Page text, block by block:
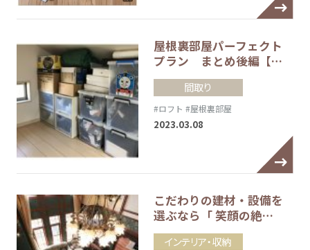
屋根裏部屋パーフェクト
プラン まとめ後編【…
間取り
#ロフト #屋根裏部屋
2023.03.08
こだわりの建材・設備を
選ぶなら「 笑顔の絶…
インテリア・収納